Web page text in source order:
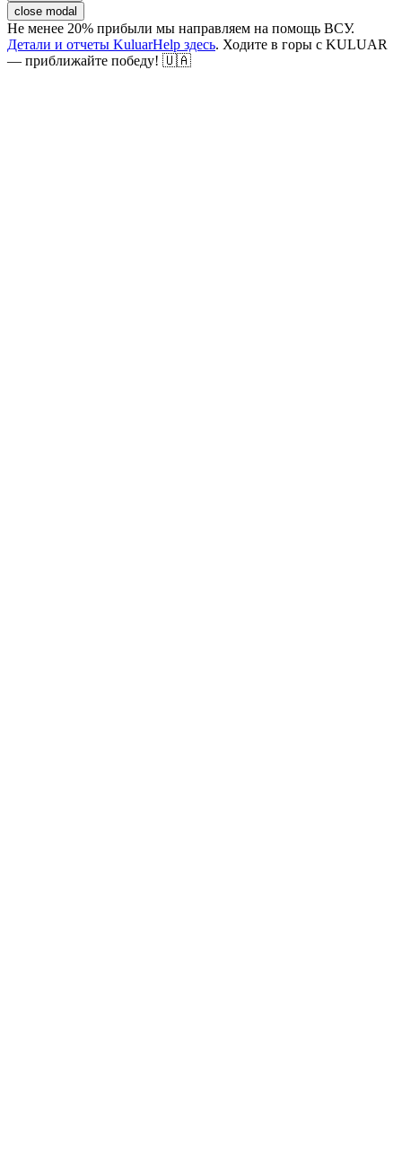
close modal
Не менее 20% прибыли мы направляем на помощь ВСУ.
Детали и отчеты KuluarHelp здесь. Ходите в горы с KULUAR
— приближайте победу! 🇺🇦